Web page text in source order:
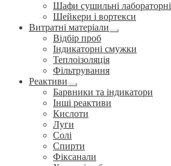
Шафи сушильні лабораторні
Шейкери і вортекси
Витратні матеріали
Розгорнуте
меню
Відбір проб
Індикаторні смужки
Теплоізоляція
Фільтрування
Реактиви
Розгорнуте
вкладене
меню
Барвники та індикатори
Інші реактиви
Кислоти
Луги
Солі
Спирти
Фіксанали